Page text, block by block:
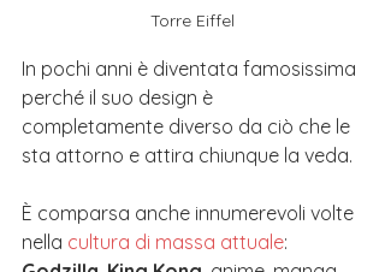
Torre Eiffel
In pochi anni è diventata famosissima
perché il suo design è
completamente diverso da ciò che le
sta attorno e attira chiunque la veda.
È comparsa anche innumerevoli volte
nella cultura di massa attuale: